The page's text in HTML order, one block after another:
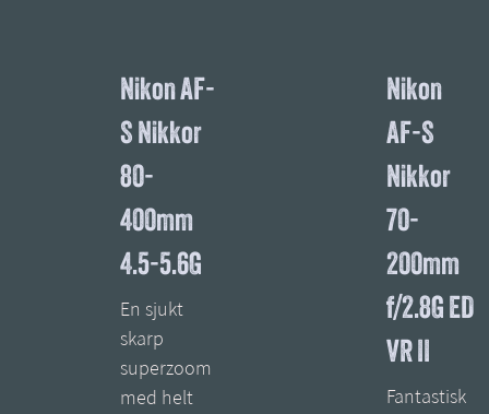
Nikon AF-
S Nikkor
80-
400mm
4.5-5.6G
En sjukt
skarp
superzoom
med helt
Nikon
AF-S
Nikkor
70-
200mm
f/2.8G ED
VR II
Fantastisk